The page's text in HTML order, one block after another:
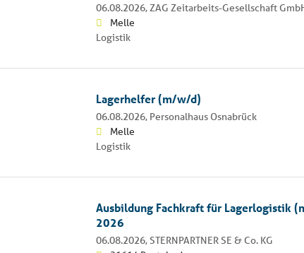
06.08.2026, ZAG Zeitarbeits-Gesellschaft
Melle
Logistik
Lagerhelfer (m/w/d)
06.08.2026, Personalhaus Osnabrück
Melle
Logistik
Ausbildung Fachkraft für Lagerlogistik
2026
06.08.2026, STERNPARTNER SE & Co. KG